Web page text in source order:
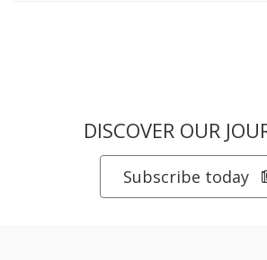
DISCOVER OUR
Subscribe today